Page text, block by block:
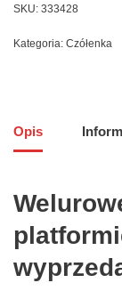
SKU: 333428
Kategoria: Czółenka
Opis